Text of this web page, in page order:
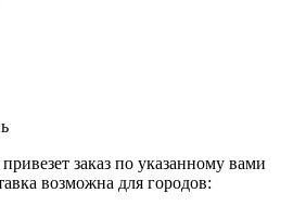
заказ по указанному вами
возможна для городов: